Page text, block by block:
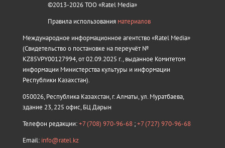
©2013-2026 ТОО «Ratel Media»
Правила использования материалов
Международное информационное агентство «Ratel Media»
(Свидетельство о постановке на переучёт №
KZ85VPY00127994, от 02.09.2025 г., выданное Комитетом
информации Министерства культуры и информации
Республики Казахстан).
050026, Республика Казахстан, г. Алматы, ул. Муратбаева,
здание 23, 225 офис, БЦ Дарын
Телефон редакции:+7 (708) 970-96-68 ;+7 (727) 970-96-68
Email: info@ratel.kz